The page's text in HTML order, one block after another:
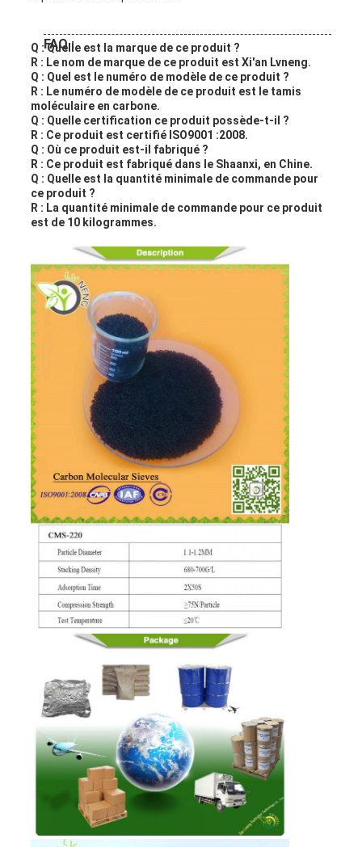
FAQ :
Q : Quelle est la marque de ce produit ?
R : Le nom de marque de ce produit est Xi'an Lvneng.
Q : Quel est le numéro de modèle de ce produit ?
R : Le numéro de modèle de ce produit est le tamis
moléculaire en carbone.
Q : Quelle certification ce produit possède-t-il ?
R : Ce produit est certifié ISO9001 :2008.
Q : Où ce produit est-il fabriqué ?
R : Ce produit est fabriqué dans le Shaanxi, en Chine.
Q : Quelle est la quantité minimale de commande pour
ce produit ?
R : La quantité minimale de commande pour ce produit
est de 10 kilogrammes.